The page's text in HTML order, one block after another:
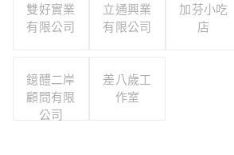
雙好實業
有限公司
立通興業
有限公司
加芬小吃
店
鐿醴二岸
顧問有限
公司
差八歲工
作室